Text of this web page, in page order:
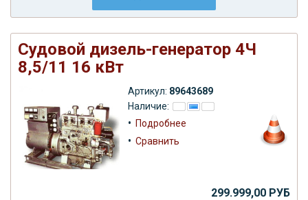
Судовой дизель-генератор 4Ч
8,5/11 16 кВт
Артикул: 89643689
Наличие:
• Подробнее
• Сравнить
299.999,00 РУБ